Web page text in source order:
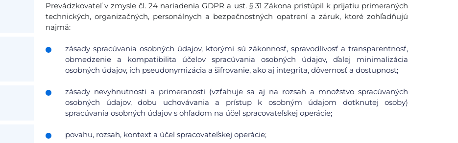
Prevádzkovateľ v zmysle čl. 24 nariadenia GDPR a ust. § 31 Zákona pristúpil k prijatiu primeraných
technických, organizačných, personálnych a bezpečnostných opatrení a záruk, ktoré zohľadňujú
najmä:
zásady spracúvania osobných údajov, ktorými sú zákonnosť, spravodlivosť a transparentnosť,
obmedzenie a kompatibilita účelov spracúvania osobných údajov, ďalej minimalizácia
osobných údajov, ich pseudonymizácia a šifrovanie, ako aj integrita, dôvernosť a dostupnosť;
zásady nevyhnutnosti a primeranosti (vzťahuje sa aj na rozsah a množstvo spracúvaných
osobných údajov, dobu uchovávania a prístup k osobným údajom dotknutej osoby)
spracúvania osobných údajov s ohľadom na účel spracovateľskej operácie;
povahu, rozsah, kontext a účel spracovateľskej operácie;